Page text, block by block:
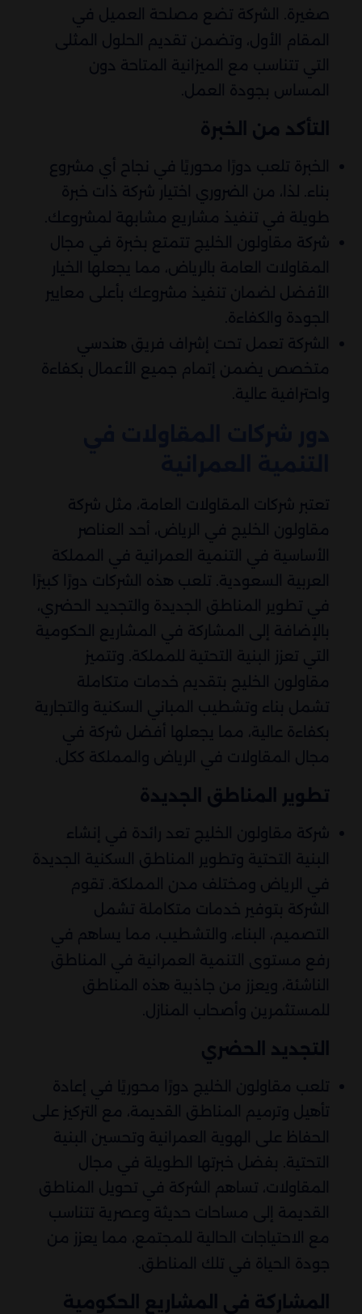
صغيرة. الشركة تضع مصلحة العميل في
المقام الأول، وتضمن تقديم الحلول المثلى
التي تتناسب مع الميزانية المتاحة دون
المساس بجودة العمل.
التأكد من الخبرة
الخبرة تلعب دورًا محوريًا في نجاح أي مشروع
بناء. لذا، من الضروري اختيار شركة ذات خبرة
طويلة في تنفيذ مشاريع مشابهة لمشروعك.
شركة مقاولون الخليج تتمتع بخبرة في مجال
المقاولات العامة بالرياض، مما يجعلها الخيار
الأفضل لضمان تنفيذ مشروعك بأعلى معايير
الجودة والكفاءة.
الشركة تعمل تحت إشراف فريق هندسي
متخصص يضمن إتمام جميع الأعمال بكفاءة
واحترافية عالية.
تعتبر شركات المقاولات العامة، مثل شركة
مقاولون الخليج في الرياض، أحد العناصر
الأساسية في التنمية العمرانية في المملكة
العربية السعودية. تلعب هذه الشركات دورًا كبيرًا
في تطوير المناطق الجديدة والتجديد الحضري،
بالإضافة إلى المشاركة في المشاريع الحكومية
التي تعزز البنية التحتية للمملكة. وتتميز
مقاولون الخليج بتقديم خدمات متكاملة
تشمل بناء وتشطيب المباني السكنية والتجارية
بكفاءة عالية، مما يجعلها أفضل شركة في
مجال المقاولات في الرياض والمملكة ككل.
تطوير المناطق الجديدة
شركة مقاولون الخليج تعد رائدة في إنشاء
البنية التحتية وتطوير المناطق السكنية الجديدة
في الرياض ومختلف مدن المملكة. تقوم
الشركة بتوفير خدمات متكاملة تشمل
التصميم، البناء، والتشطيب، مما يساهم في
رفع مستوى التنمية العمرانية في المناطق
الناشئة، ويعزز من جاذبية هذه المناطق
للمستثمرين وأصحاب المنازل.
التجديد الحضري
تلعب مقاولون الخليج دورًا محوريًا في إعادة
تأهيل وترميم المناطق القديمة، مع التركيز على
الحفاظ على الهوية العمرانية وتحسين البنية
التحتية. بفضل خبرتها الطويلة في مجال
المقاولات، تساهم الشركة في تحويل المناطق
القديمة إلى مساحات حديثة وعصرية تتناسب
مع الاحتياجات الحالية للمجتمع، مما يعزز من
جودة الحياة في تلك المناطق.
المشاركة في المشاريع الحكومية